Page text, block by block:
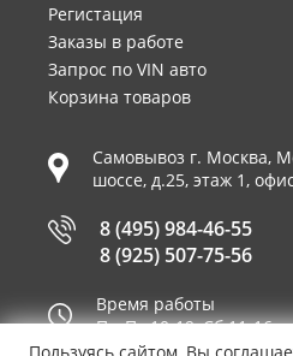
Регистация
Заказы в работе
Запрос по VIN авто
Корзина товаров
Самовывоз г. Москва,
шоссе, д.25, этаж 1,
8 (495) 984-46-55
8 (925) 507-75-56
Время работы
Пн-Пт 10-19, Сб 11-16